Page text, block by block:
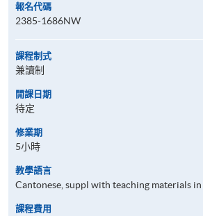
報名代碼
2385-1686NW
課程制式
兼讀制
開課日期
待定
修業期
5小時
教學語言
Cantonese, suppl with teaching materials in
課程費用